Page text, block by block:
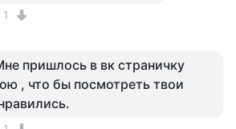
1
пришлось в вк страничку
, что бы посмотреть твои